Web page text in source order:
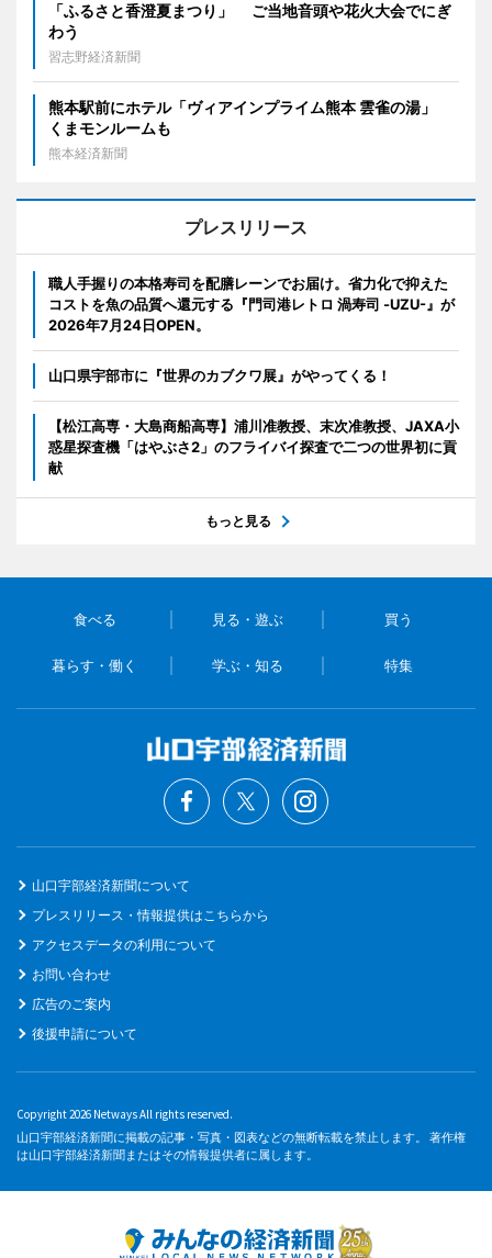
「ふるさと香澄夏まつり」 ご当地音頭や花火大会でにぎ
わう
習志野経済新聞
熊本駅前にホテル「ヴィアインプライム熊本 雲雀の湯」
くまモンルームも
熊本経済新聞
プレスリリース
職人手握りの本格寿司を配膳レーンでお届け。省力化で抑えた
コストを魚の品質へ還元する『門司港レトロ 渦寿司 -UZU-』が
2026年7月24日OPEN。
山口県宇部市に『世界のカブクワ展』がやってくる！
【松江高専・大島商船高専】浦川准教授、末次准教授、JAXA小
惑星探査機「はやぶさ2」のフライバイ探査で二つの世界初に貢
献
もっと見る
食べる 見る・遊ぶ 買う
暮らす・働く 学ぶ・知る 特集
山口宇部経済新聞について
プレスリリース・情報提供はこちらから
アクセスデータの利用について
お問い合わせ
広告のご案内
後援申請について
Copyright 2026 Netways All rights reserved.
山口宇部経済新聞に掲載の記事・写真・図表などの無断転載を禁止します。 著作権
は山口宇部経済新聞またはその情報提供者に属します。